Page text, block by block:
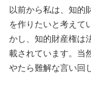
以前から私は、知的
を作りたいと考えて
かし、知的財産権は
載されています。当
やたら難解な言い回